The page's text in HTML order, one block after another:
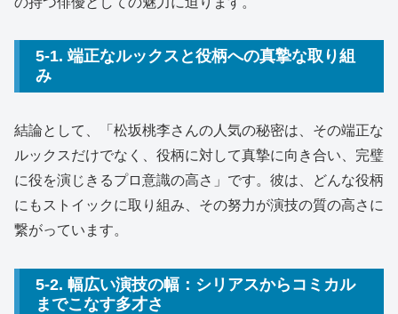
5-1. 端正なルックスと役柄への真摯な取り組
み
結論として、「松坂桃李さんの人気の秘密は、その端正な
ルックスだけでなく、役柄に対して真摯に向き合い、完璧
に役を演じきるプロ意識の高さ」です。彼は、どんな役柄
にもストイックに取り組み、その努力が演技の質の高さに
繋がっています。
5-2. 幅広い演技の幅：シリアスからコミカル
までこなす多才さ